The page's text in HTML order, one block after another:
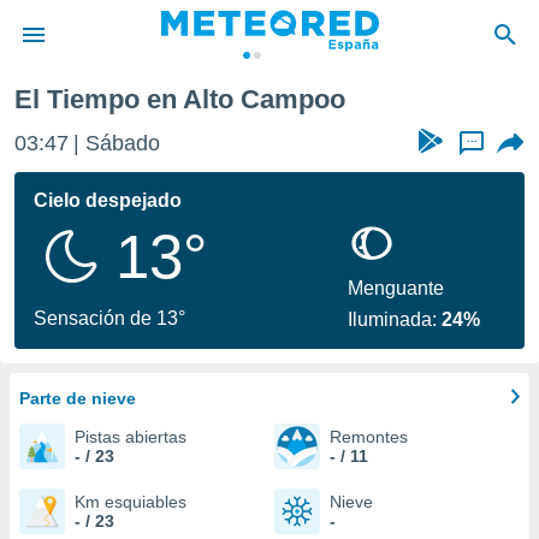
de
por
se
calidad.
a este
las
y
forma
basada
El Tiempo en Alto Campoo
03:47 Sábado ...
Cielo despejado
13°
Sensación de 13°
Menguante
Iluminada:24%
Parte de nieve
Pistas abiertas
- / 23
Remontes
- / 11
Km esquiables
- / 23
Nieve
-